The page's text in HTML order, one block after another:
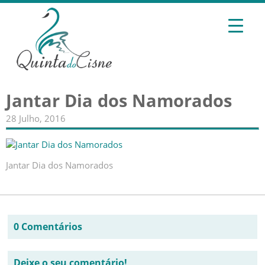
Jantar Dia dos Namorados
28 Julho, 2016
Jantar Dia dos Namorados
0 Comentários